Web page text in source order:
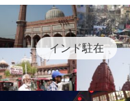
インド駐在